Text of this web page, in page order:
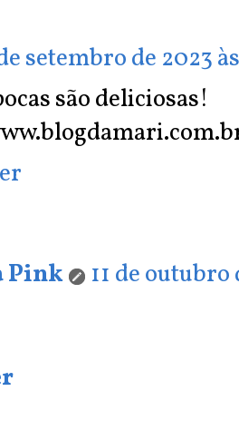
setembro de 2023
são deliciosas!
Pink
11 de outubro